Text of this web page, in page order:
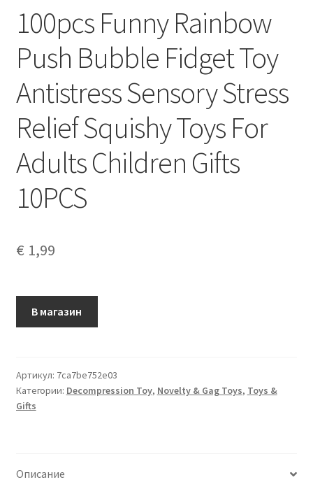
100pcs Funny Rainbow
Push Bubble Fidget Toy
Antistress Sensory Stress
Relief Squishy Toys For
Adults Children Gifts
10PCS
€ 1,99
В магазин
Артикул: 7ca7be752e03
Категории: Decompression Toy, Novelty & Gag Toys, Toys &
Gifts
Описание